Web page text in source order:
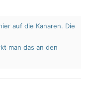
auf die Kanaren. Die
man das an den